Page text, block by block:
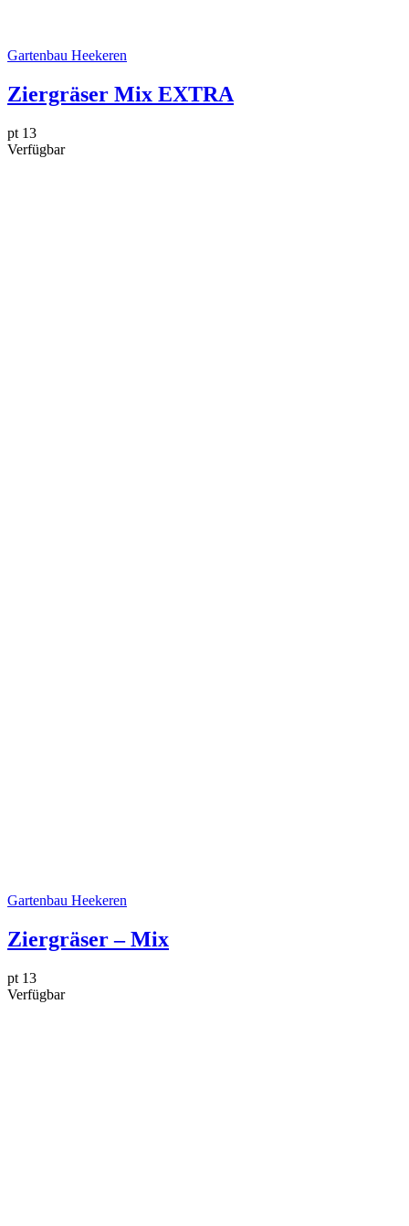
Gartenbau Heekeren
Ziergräser Mix EXTRA
pt 13
Verfügbar
Gartenbau Heekeren
Ziergräser – Mix
pt 13
Verfügbar